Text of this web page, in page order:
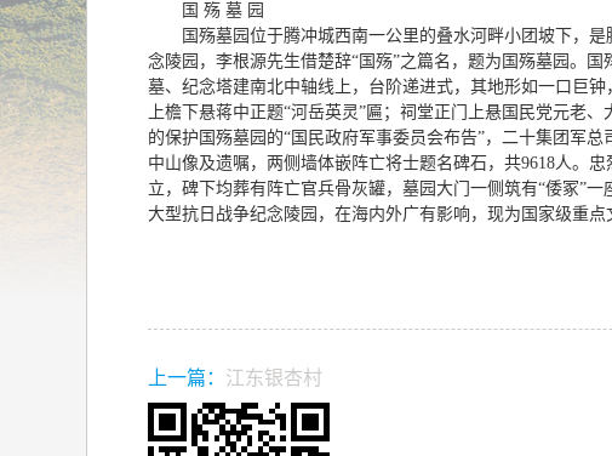
国 殇 墓 园
国殇墓园位于腾冲城西南一公里的叠水河畔小团坡下，
念陵园，李根源先生借楚辞“国殇”之篇名，题为国殇墓园。
墓、纪念塔建南北中轴线上，台阶递进式，其地形如一口巨
上檐下悬蒋中正题“河岳英灵”匾；祠堂正门上悬国民党元老
的保护国殇墓园的“国民政府军事委员会布告”，二十集团军
中山像及遗嘱，两侧墙体嵌阵亡将士题名碑石，共9618人。
立，碑下均葬有阵亡官兵骨灰罐，墓园大门一侧筑有“倭冢”
大型抗日战争纪念陵园，在海内外广有影响，现为国家级重
上一篇： 江东银杏村